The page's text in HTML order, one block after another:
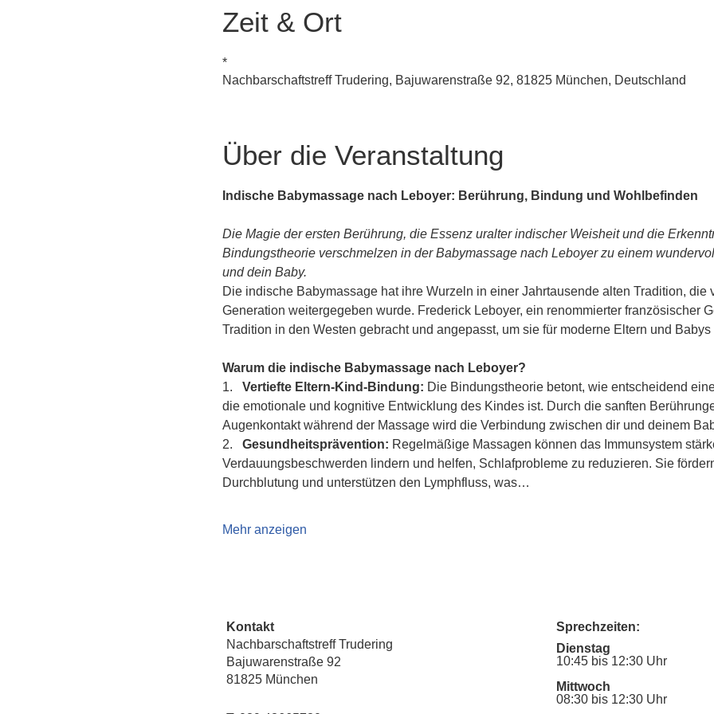
Zeit & Ort
*
Nachbarschaftstreff Trudering, Bajuwarenstraße 92, 81825 München, Deutschland
Über die Veranstaltung
Indische Babymassage nach Leboyer: Berührung, Bindung und Wohlbefinden
Die Magie der ersten Berührung, die Essenz uralter indischer Weisheit und die
Bindungstheorie verschmelzen in der Babymassage nach Leboyer zu einem
und dein Baby.
Die indische Babymassage hat ihre Wurzeln in einer Jahrtausende alten Tradition, die
Generation weitergegeben wurde. Frederick Leboyer, ein renommierter französischer
Tradition in den Westen gebracht und angepasst, um sie für moderne Eltern und
Warum die indische Babymassage nach Leboyer?
1. Vertiefte Eltern-Kind-Bindung: Die Bindungstheorie betont, wie entscheidend
die emotionale und kognitive Entwicklung des Kindes ist. Durch die sanften
Augenkontakt während der Massage wird die Verbindung zwischen dir und deinem
2. Gesundheitsprävention: Regelmäßige Massagen können das Immunsystem
Verdauungsbeschwerden lindern und helfen, Schlafprobleme zu reduzieren. Sie
Durchblutung und unterstützen den Lymphfluss, was…
Mehr anzeigen
Kontakt
Nachbarschaftstreff Trudering
Bajuwarenstraße 92
81825 München
Sprechzeiten:
Dienstag
10:45 bis 12:30 Uhr
Mittwoch
08:30 bis 12:30 Uhr